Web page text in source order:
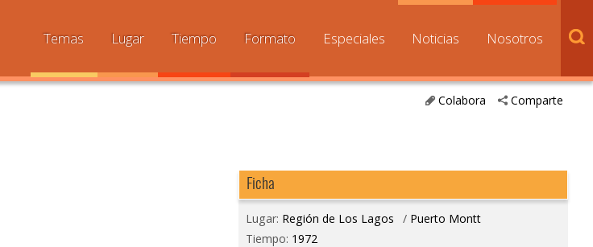
Temas Lugar Tiempo Formato Especiales Noticias Nosotros
Comparte
Colabora
Ficha
Lugar: Región de Los Lagos / Puerto Montt
Tiempo: 1972